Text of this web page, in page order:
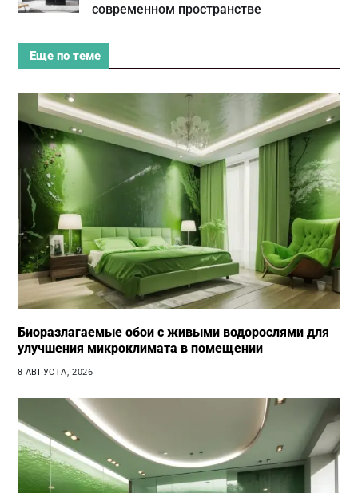
современном пространстве
Еще по теме
Биоразлагаемые обои с живыми водорослями для
улучшения микроклимата в помещении
8 АВГУСТА, 2026